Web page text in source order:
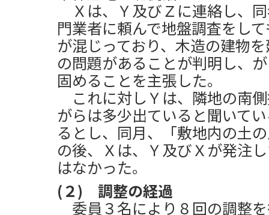
Ｘは、Ｙ及びＺに連絡し、
門業者に頼んで地盤調査をし
が混じっており、木造の建物
の問題があることが判明し、
固めることを主張した。
これに対しＹは、隣地の南
がらは多少出ていると聞いて
るとし、同月、「敷地内の土
の後、Ｘは、Ｙ及びＸが発注
はなかった。
(２) 調整の経過
委員３名により８回の調整